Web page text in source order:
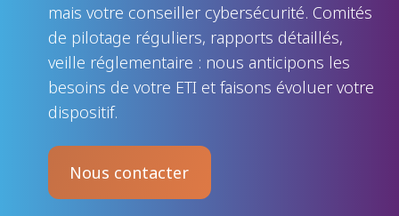
mais votre conseiller cybersécurité. Comités
de pilotage réguliers, rapports détaillés,
veille réglementaire : nous anticipons les
besoins de votre ETI et faisons évoluer votre
dispositif.
Nous contacter